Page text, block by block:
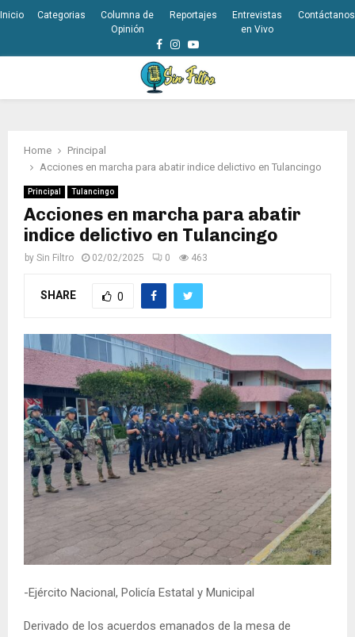
Inicio Categorias
Columna de
Opinión
Reportajes
Entrevistas
en Vivo
Contáctanos
Facebook
Instagram
Youtube
Home
Principal
Acciones en marcha para abatir indice delictivo en Tulancingo
Principal Tulancingo
Acciones en marcha para abatir
indice delictivo en Tulancingo
by Sin Filtro 02/02/2025 0 463
SHARE 0
-Ejército Nacional, Policía Estatal y Municipal
Derivado de los acuerdos emanados de la mesa de